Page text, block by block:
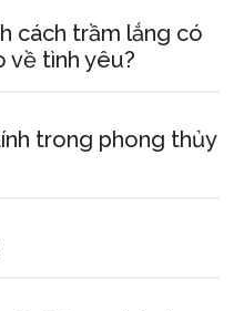
cách trầm lắng có
về tình yêu?
trong phong thủy